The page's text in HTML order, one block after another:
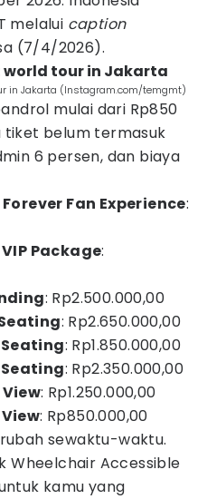
melalui caption
(7/4/2026).
world tour in Jakarta
in Jakarta (Instagram.com/temgmt)
mulai dari Rp850
tiket belum termasuk
6 persen, dan biaya
Fan Experience:
Package:
: Rp2.500.000,00
: Rp2.650.000,00
: Rp1.850.000,00
: Rp2.350.000,00
: Rp1.250.000,00
: Rp850.000,00
sewaktu-waktu.
Wheelchair Accessible
kamu yang